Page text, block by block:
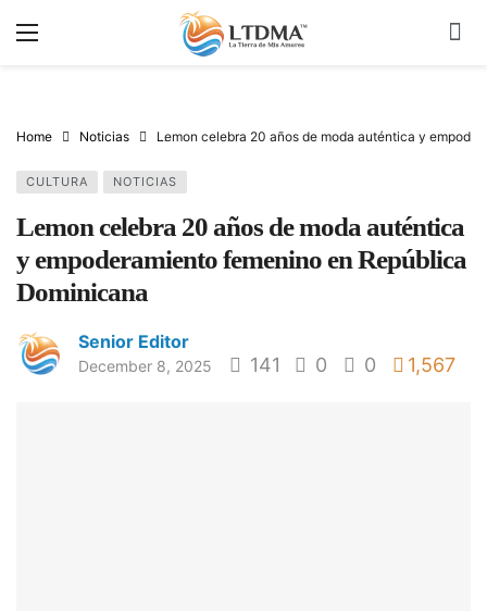
Home Noticias Lemon celebra 20 años de moda auténtica y
CULTURA NOTICIAS
Lemon celebra 20 años de moda auténtica
y empoderamiento femenino en República
Dominicana
Senior Editor
December 8, 2025 141 0 0 1,567